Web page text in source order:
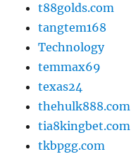
t88golds.com
tangtem168
Technology
temmax69
texas24
thehulk888.com
tia8kingbet.com
tkbpgg.com